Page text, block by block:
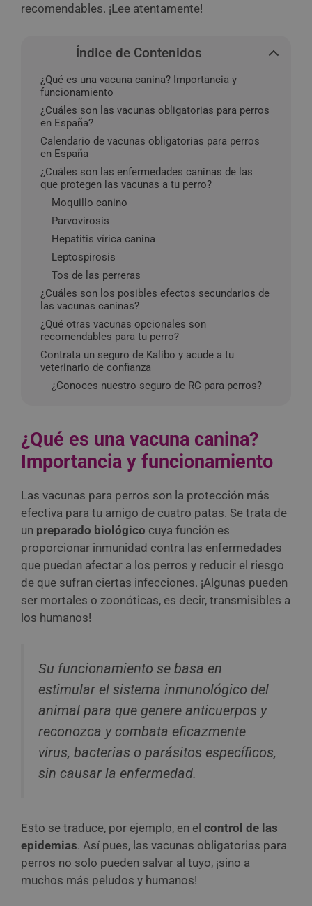
recomendables. ¡Lee atentamente!
Índice de Contenidos
¿Qué es una vacuna canina? Importancia y
funcionamiento
¿Cuáles son las vacunas obligatorias para perros
en España?
Calendario de vacunas obligatorias para perros
en España
¿Cuáles son las enfermedades caninas de las
que protegen las vacunas a tu perro?
Moquillo canino
Parvovirosis
Hepatitis vírica canina
Leptospirosis
Tos de las perreras
¿Cuáles son los posibles efectos secundarios de
las vacunas caninas?
¿Qué otras vacunas opcionales son
recomendables para tu perro?
Contrata un seguro de Kalibo y acude a tu
veterinario de confianza
¿Conoces nuestro seguro de RC para perros?
¿Qué es una vacuna canina?
Importancia y funcionamiento
Las vacunas para perros son la protección más
efectiva para tu amigo de cuatro patas. Se trata de
un preparado biológico cuya función es
proporcionar inmunidad contra las enfermedades
que puedan afectar a los perros y reducir el riesgo
de que sufran ciertas infecciones. ¡Algunas pueden
ser mortales o zoonóticas, es decir, transmisibles a
los humanos!
Su funcionamiento se basa en
estimular el sistema inmunológico del
animal para que genere anticuerpos y
reconozca y combata eficazmente
virus, bacterias o parásitos específicos,
sin causar la enfermedad.
Esto se traduce, por ejemplo, en el control de las
epidemias. Así pues, las vacunas obligatorias para
perros no solo pueden salvar al tuyo, ¡sino a
muchos más peludos y humanos!